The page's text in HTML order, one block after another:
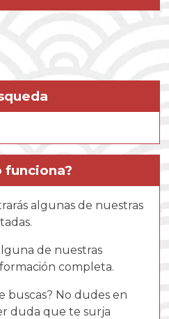
por
funciona?
algunas de nuestras
de nuestras
completa.
buscas? No dudes en
duda que te surja